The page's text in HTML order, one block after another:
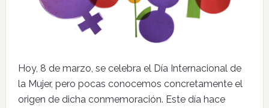
Hoy, 8 de marzo, se celebra el Día Internacional de
la Mujer, pero pocas conocemos concretamente el
origen de dicha conmemoración. Este día hace